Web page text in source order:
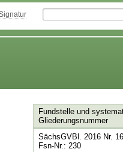
Fundstelle und
Gliederungsnummer
SächsGVBl. 2016 Nr.
Fsn-Nr.: 230